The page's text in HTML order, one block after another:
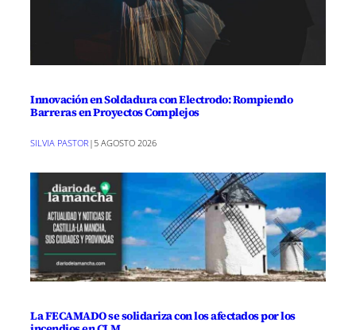
Innovación en Soldadura con Electrodo: Rompiendo
Barreras en Proyectos Complejos
SILVIA PASTOR | 5 AGOSTO 2026
La FECAMADO se solidariza con los afectados por los